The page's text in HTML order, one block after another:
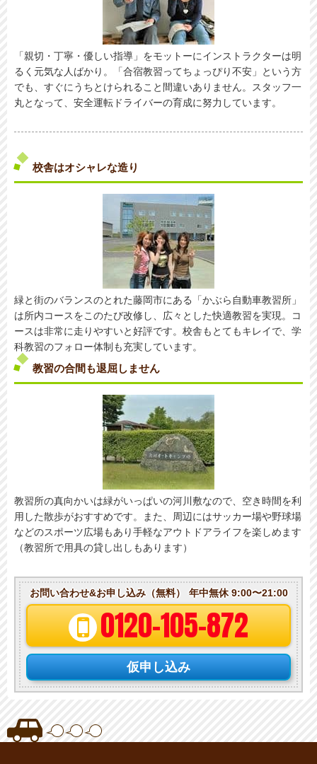
「親切・丁寧・優しい指導」をモットーにインストラクターは明
るく元気な人ばかり。「合宿教習ってちょっぴり不安」という方
でも、すぐにうちとけられること間違いありません。スタッフ一
丸となって、安全運転ドライバーの育成に努力しています。
校舎はオシャレな造り
緑と街のバランスのとれた藤岡市にある「かぶら自動車教習所」
は所内コースをこのたび改修し、広々とした快適教習を実現。コ
ースは非常に走りやすいと好評です。校舎もとてもキレイで、学
科教習のフォロー体制も充実しています。
教習の合間も退屈しません
教習所の真向かいは緑がいっぱいの河川敷なので、空き時間を利
用した散歩がおすすめです。また、周辺にはサッカー場や野球場
などのスポーツ広場もあり手軽なアウトドアライフを楽しめます
（教習所で用具の貸し出しもあります）
お問い合わせ&お申し込み（無料） 年中無休 9:00〜21:00
0120-105-872
仮申し込み